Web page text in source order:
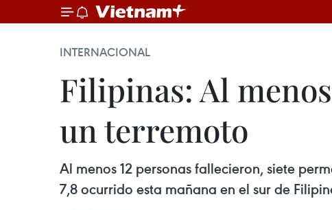
INTERNACIONAL
Filipinas: Al
un terremoto
Al menos 12 personas fallecieron, siete
7,8 ocurrido esta mañana en el sur de